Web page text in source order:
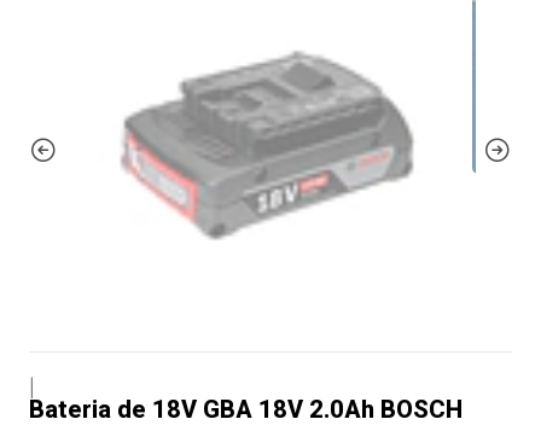
Bateria de 18V GBA 18V 2.0Ah BOSCH